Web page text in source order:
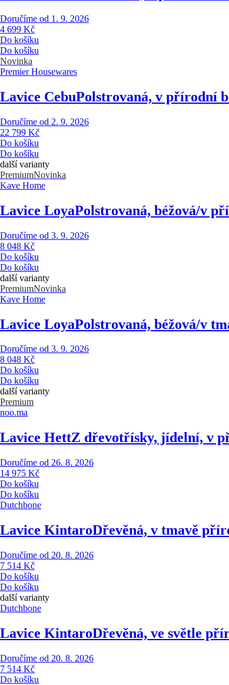
Doručíme od 1. 9. 2026
4 699 Kč
Do košíku
Do košíku
Novinka
Premier Housewares
Lavice CebuPolstrovaná, v přírodní
Doručíme od 2. 9. 2026
22 799 Kč
Do košíku
Do košíku
další varianty
PremiumNovinka
Kave Home
Lavice LoyaPolstrovaná, béžová/v
Doručíme od 3. 9. 2026
8 048 Kč
Do košíku
Do košíku
další varianty
PremiumNovinka
Kave Home
Lavice LoyaPolstrovaná, béžová/v
Doručíme od 3. 9. 2026
8 048 Kč
Do košíku
Do košíku
další varianty
Premium
noo.ma
Lavice HettZ dřevotřísky, jídelní, v
Doručíme od 26. 8. 2026
14 975 Kč
Do košíku
Do košíku
Dutchbone
Lavice KintaroDřevěná, v tmavě
Doručíme od 20. 8. 2026
7 514 Kč
Do košíku
Do košíku
další varianty
Dutchbone
Lavice KintaroDřevěná, ve světle
Doručíme od 20. 8. 2026
7 514 Kč
Do košíku